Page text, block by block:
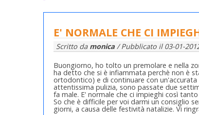
E' NORMALE CHE CI
Scritto da monica / Pubblicato il 03-01-
Buongiorno, ho tolto un premolare e nella
ha detto che si è infiammata perchè non è
ortodontico) e di continuare con
attentissima pulizia, sono passate due
fa male. E' normale che ci impieghi così
So che è difficile per voi darmi un consiglio
giorni, a causa delle festività natalizie. Vi